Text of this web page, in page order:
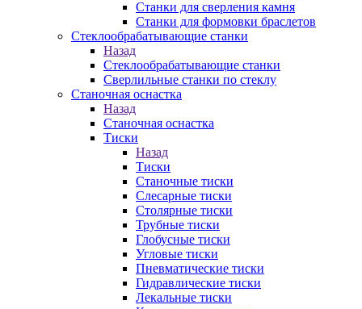
Станки для сверления камня
Станки для формовки браслетов
Стеклообрабатывающие станки
Назад
Стеклообрабатывающие станки
Сверлильные станки по стеклу
Станочная оснастка
Назад
Станочная оснастка
Тиски
Назад
Тиски
Станочные тиски
Слесарные тиски
Столярные тиски
Трубные тиски
Глобусные тиски
Угловые тиски
Пневматические тиски
Гидравлические тиски
Лекальные тиски